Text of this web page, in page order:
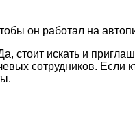
он работал на
искать и
сотрудников. Если